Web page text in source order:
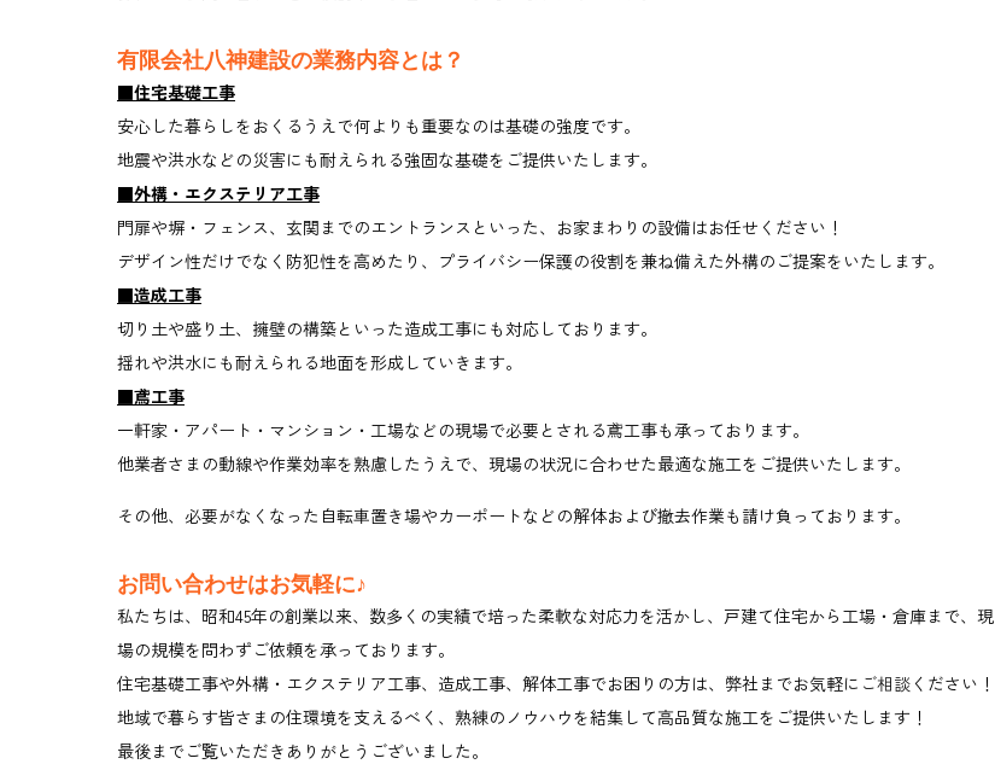
有限会社八神建設の業務内容とは？
■住宅基礎工事
安心した暮らしをおくるうえで何よりも重要なのは基礎の強度です。
地震や洪水などの災害にも耐えられる強固な基礎をご提供いたします。
■外構・エクステリア工事
門扉や塀・フェンス、玄関までのエントランスといった、お家まわりの設備はお任せください！
デザイン性だけでなく防犯性を高めたり、プライバシー保護の役割を兼ね備えた外構のご提案をいたします。
■造成工事
切り土や盛り土、擁壁の構築といった造成工事にも対応しております。
揺れや洪水にも耐えられる地面を形成していきます。
■鳶工事
一軒家・アパート・マンション・工場などの現場で必要とされる鳶工事も承っております。
他業者さまの動線や作業効率を熟慮したうえで、現場の状況に合わせた最適な施工をご提供いたします。
その他、必要がなくなった自転車置き場やカーポートなどの解体および撤去作業も請け負っております。
お問い合わせはお気軽に♪
私たちは、昭和45年の創業以来、数多くの実績で培った柔軟な対応力を活かし、戸建て住宅から工場・倉庫まで、現
場の規模を問わずご依頼を承っております。
住宅基礎工事や外構・エクステリア工事、造成工事、解体工事でお困りの方は、弊社までお気軽に ご相談 ください！
地域で暮らす皆さまの住環境を支えるべく、熟練のノウハウを結集して高品質な施工をご提供いたします！
最後までご覧いただきありがとうございました。